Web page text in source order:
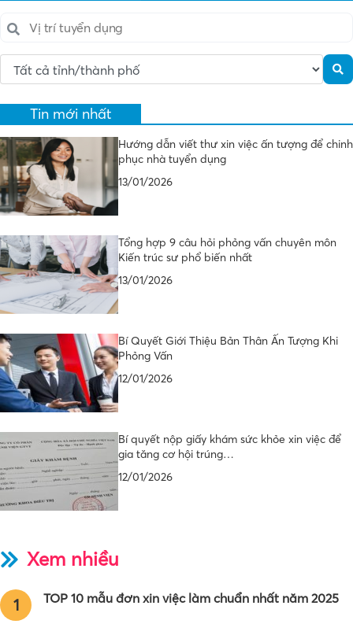
Tin mới nhất
Hướng dẫn viết thư xin việc ấn tượng để chinh
phục nhà tuyển dụng
13/01/2026
Tổng hợp 9 câu hỏi phỏng vấn chuyên môn
Kiến trúc sư phổ biến nhất
13/01/2026
Bí Quyết Giới Thiệu Bản Thân Ấn Tượng Khi
Phỏng Vấn
12/01/2026
Bí quyết nộp giấy khám sức khỏe xin việc để
gia tăng cơ hội trúng…
12/01/2026
Xem nhiều
1 TOP 10 mẫu đơn xin việc làm chuẩn nhất năm 2025